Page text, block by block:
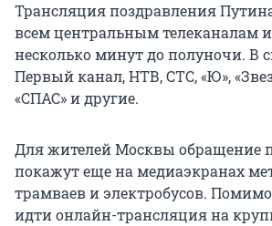
Трансляция поздравления
всем центральным телеканалам
несколько минут до полуночи. В
Первый канал, НТВ, СТС, «Ю»,
«СПАС» и другие.
Для жителей Москвы обращение
покажут еще на медиаэкранах
трамваев и электробусов. Помимо
идти онлайн-трансляция на